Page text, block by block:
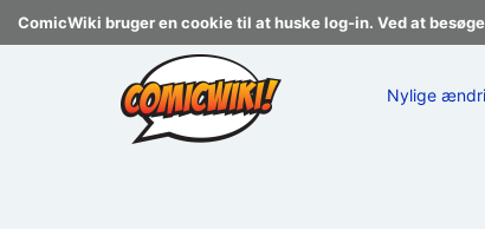
ComicWiki bruger en cookie til at huske log-in. Ved at
Nylige